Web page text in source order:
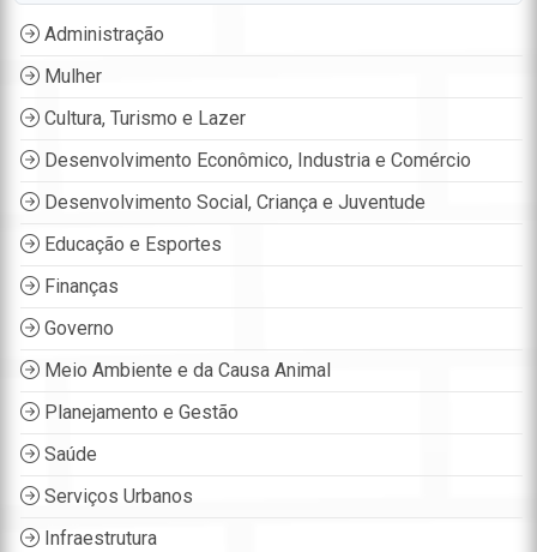
Administração
Mulher
Cultura, Turismo e Lazer
Desenvolvimento Econômico, Industria e Comércio
Desenvolvimento Social, Criança e Juventude
Educação e Esportes
Finanças
Governo
Meio Ambiente e da Causa Animal
Planejamento e Gestão
Saúde
Serviços Urbanos
Infraestrutura